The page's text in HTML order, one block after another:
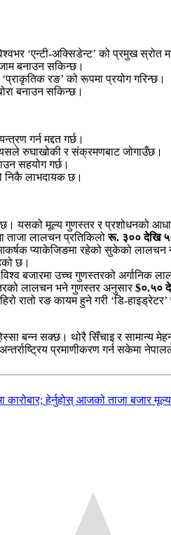
‘एन्टी-अक्सिडेन्ट’ को प्रमुख स्रोत
बनाउन सकिन्छ।
रङ’ को रूपमा प्रयोग गरिन्छ।
बनाउन सकिन्छ।
गर्न मद्दत गर्छ।
रुघाखोकी र संक्रमणबाट जोगाउँछ।
सहयोग गर्छ।
निकै लाभदायक छ।
यसको मूल्य गुणस्तर र प्रशोधनको
ताजा लालचन प्रतिकिलोरू. ३०० देखि
प्याकेजिङमा रहेको सुकेको लालचन
छ।
बजारमा उच्च गुणस्तरको अर्गानिक
लालचन भने गुणस्तर अनुसार$०.५०
रातो रङ कायम हुने गरी ‘डि-
बन्न सक्छ। थोरै सिँचाइ र सामान्य
प्रमाणीकरण गर्न सकेमा
कारोबार; हेर्नुहोस् आजको ताजा बजार मूल्य